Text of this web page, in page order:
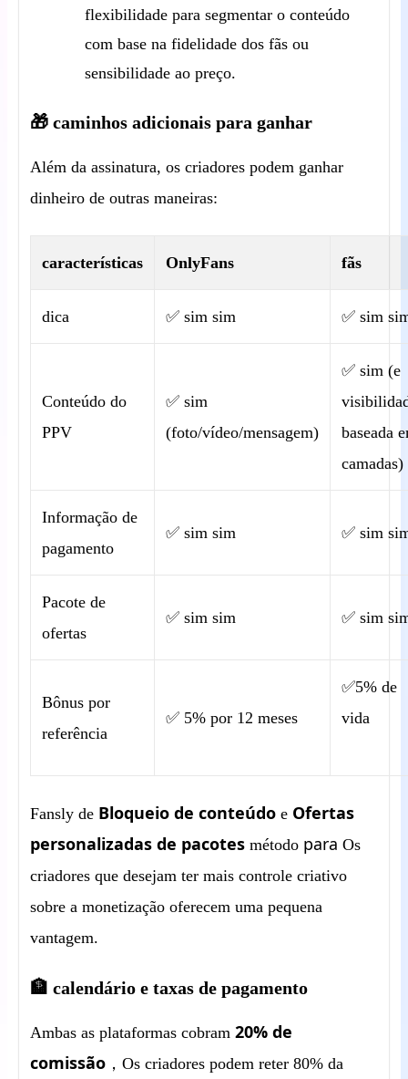
flexibilidade para segmentar o conteúdo
com base na fidelidade dos fãs ou
sensibilidade ao preço.
🎁 caminhos adicionais para ganhar
Além da assinatura, os criadores podem ganhar
dinheiro de outras maneiras:
características OnlyFans fãs
dica ✅ sim sim ✅ sim
Conteúdo do
PPV
✅ sim
(foto/vídeo/mensagem)
✅ sim (e
baseada
camadas)
Informação de
pagamento
✅ sim sim ✅ sim
Pacote de
ofertas
✅ sim sim ✅ sim
Bônus por
referência
✅ 5% por 12 meses
✅5% de
vida
Fansly de Bloqueio de conteúdo e Ofertas
personalizadas de pacotes método para Os
criadores que desejam ter mais controle criativo
sobre a monetização oferecem uma pequena
vantagem.
🏦 calendário e taxas de pagamento
Ambas as plataformas cobram 20% de
comissão ， Os criadores podem reter 80% da